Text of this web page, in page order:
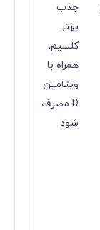
جذب
بهتر
کلسیم،
همراه با
ویتامین
D مصرف
شود